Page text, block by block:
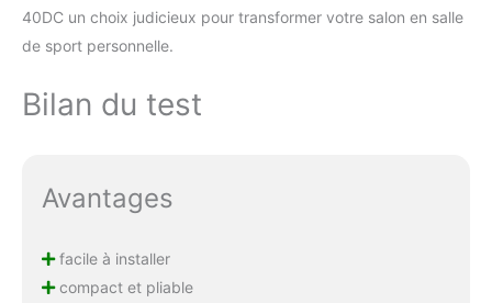
40DC un choix judicieux pour transformer votre salon en salle
de sport personnelle.
Bilan du test
Avantages
facile à installer
compact et pliable